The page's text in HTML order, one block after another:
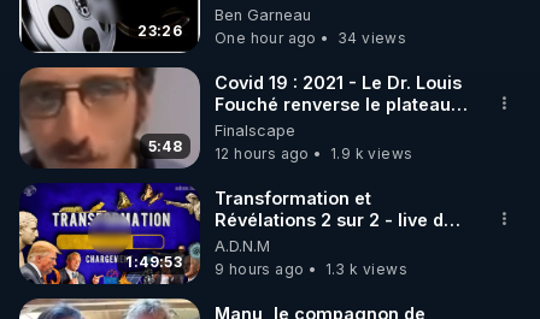
🌱 LA NEWSLETTER
Pour ne pas rater l’actualité RGNR (stages,
http://rgnr.li/news
🌱 VIDÉOS NON CENSURÉES SUR ODYSEE
Toutes les vidéos Youtube sont aussi sur la
http://rgnr.li/odysee
🌱 LES STAGES EN PRÉSENTIEL
23:26
Ben Garneau
One hour ago
34 views
5:48
Covid 19 : 2021 - Le Dr. Louis
Fouché renverse le plateau
de CNews !
Finalscape
12 hours ago
1.9 k views
1:49:53
Transformation et
Révélations 2 sur 2 - live du
07/08/26
A.D.N.M
9 hours ago
1.3 k views
Manu, le compagnon de